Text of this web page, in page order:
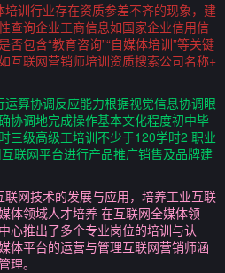
训行业存在资质参差不齐的现象，建
查询企业工商信息如国家企业信用信
包含“教育咨询”“自媒体培训”等关键
互联网营销师培训资质搜索公司名称+
算协调反应能力根据视觉信息协调眼
协调地完成操作基本文化程度初中毕
三级高级工培训不少于120学时2 职业
联网平台进行产品推广销售及品牌建
网技术的发展与应用，培养工业互联
体领域人才培养 在互联网全媒体领
心推出了多个专业岗位的培训与认
体平台的运营与管理互联网营销师涵
理。